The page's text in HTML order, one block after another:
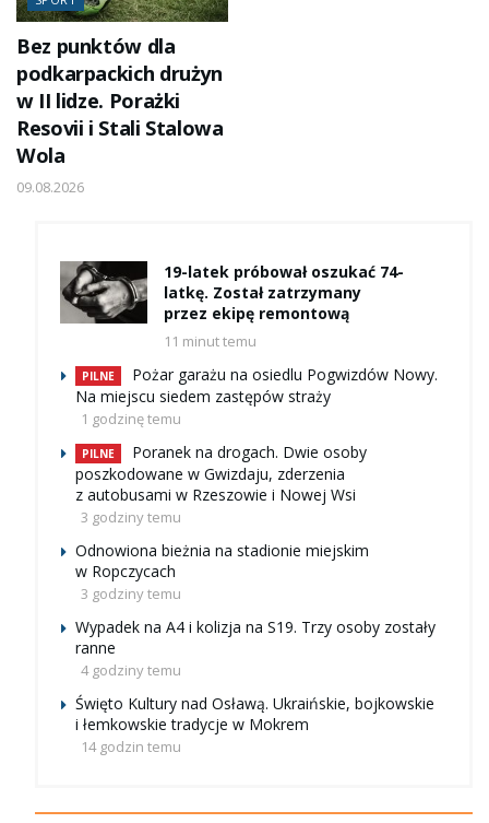
Bez punktów dla
podkarpackich drużyn
w II lidze. Porażki
Resovii i Stali Stalowa
Wola
09.08.2026
19-latek próbował oszukać 74-
latkę. Został zatrzymany
przez ekipę remontową
11 minut temu
PILNE
Pożar garażu na osiedlu Pogwizdów Nowy.
Na miejscu siedem zastępów straży
1 godzinę temu
PILNE
Poranek na drogach. Dwie osoby
poszkodowane w Gwizdaju, zderzenia
z autobusami w Rzeszowie i Nowej Wsi
3 godziny temu
Odnowiona bieżnia na stadionie miejskim
w Ropczycach
3 godziny temu
Wypadek na A4 i kolizja na S19. Trzy osoby zostały
ranne
4 godziny temu
Święto Kultury nad Osławą. Ukraińskie, bojkowskie
i łemkowskie tradycje w Mokrem
14 godzin temu